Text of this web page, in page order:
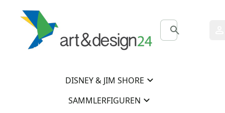
DISNEY & JIM SHORE
SAMMLERFIGUREN